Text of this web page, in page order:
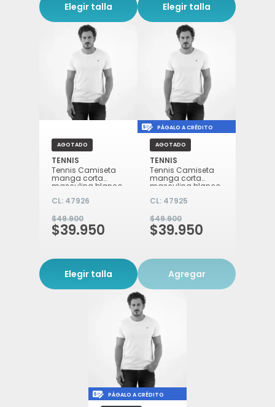
Elegir talla Elegir talla
AGOTADO
TENNIS
Tennis Camiseta
manga corta
masculina blanco
CL: 47926
$49.900
$39.950
Elegir talla
Icon of money-check-
PÁGALO A CRÉDITO
AGOTADO
TENNIS
Tennis Camiseta
manga corta
masculina blanco
CL: 47925
$49.900
$39.950
Agregar
Icon of money-check-dollar-pen
PÁGALO A CRÉDITO